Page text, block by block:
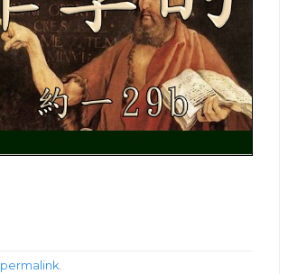
permalink.